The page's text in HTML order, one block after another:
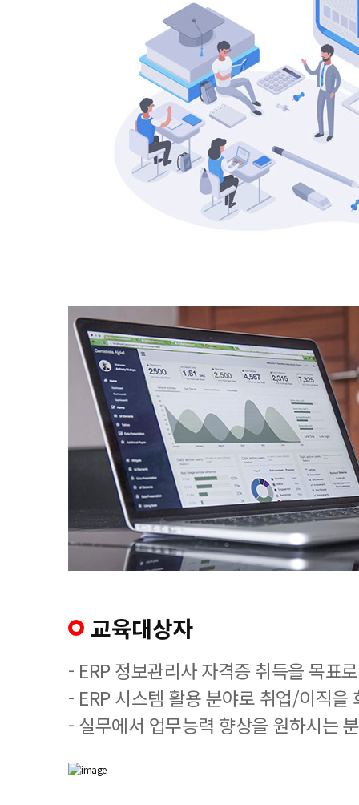
교육대상자
- ERP 정보관리사 자격증 취득을 목표
- ERP 시스템 활용 분야로 취업/이직을
- 실무에서 업무능력 향상을 원하시는 분